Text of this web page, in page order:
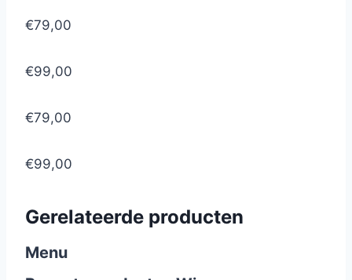
€79,00
€99,00
€79,00
€99,00
Gerelateerde producten
Menu